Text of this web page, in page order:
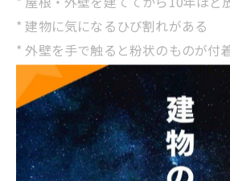
* 建物に気になるひび割れがある
* 外壁を手で触ると粉状のものが付
* 豪雨の際、雨漏りが気になる。
* 台風や災害で家の屋根や外壁が傷
* 相談をしたいが、業者の良し悪し
* 外壁塗装っていくらくらいなの？
のかな？